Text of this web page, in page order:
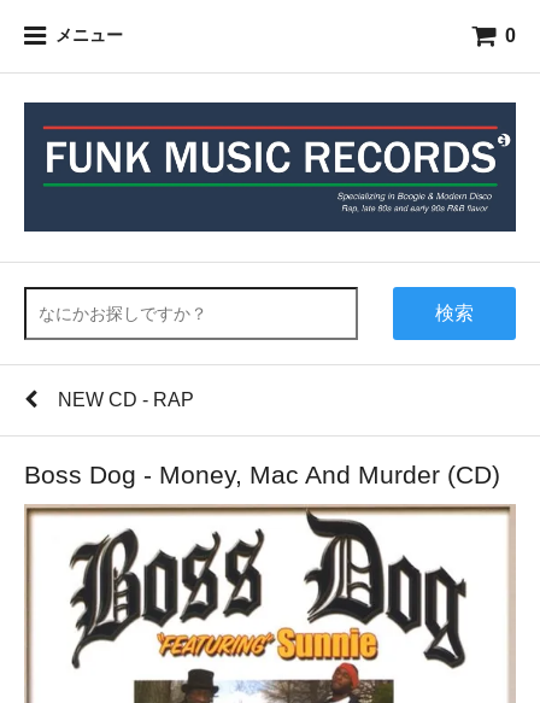
メニュー 0
検索
NEW CD - RAP
Boss Dog - Money, Mac And Murder (CD)